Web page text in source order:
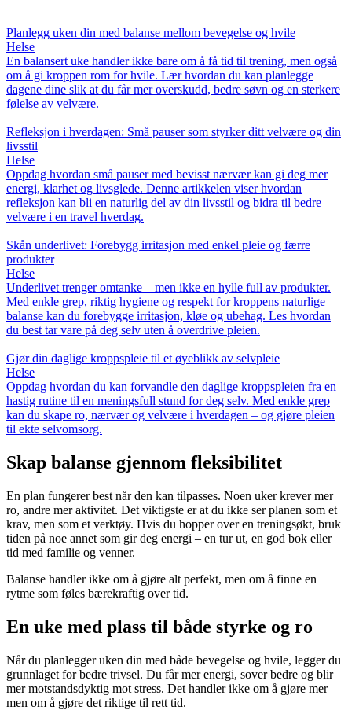
Planlegg uken din med balanse mellom bevegelse og hvile
Helse
En balansert uke handler ikke bare om å få tid til trening, men også
om å gi kroppen rom for hvile. Lær hvordan du kan planlegge
dagene dine slik at du får mer overskudd, bedre søvn og en sterkere
følelse av velvære.
Refleksjon i hverdagen: Små pauser som styrker ditt velvære og din
livsstil
Helse
Oppdag hvordan små pauser med bevisst nærvær kan gi deg mer
energi, klarhet og livsglede. Denne artikkelen viser hvordan
refleksjon kan bli en naturlig del av din livsstil og bidra til bedre
velvære i en travel hverdag.
Skån underlivet: Forebygg irritasjon med enkel pleie og færre
produkter
Helse
Underlivet trenger omtanke – men ikke en hylle full av produkter.
Med enkle grep, riktig hygiene og respekt for kroppens naturlige
balanse kan du forebygge irritasjon, kløe og ubehag. Les hvordan
du best tar vare på deg selv uten å overdrive pleien.
Gjør din daglige kroppspleie til et øyeblikk av selvpleie
Helse
Oppdag hvordan du kan forvandle den daglige kroppspleien fra en
hastig rutine til en meningsfull stund for deg selv. Med enkle grep
kan du skape ro, nærvær og velvære i hverdagen – og gjøre pleien
til ekte selvomsorg.
Skap balanse gjennom fleksibilitet
En plan fungerer best når den kan tilpasses. Noen uker krever mer
ro, andre mer aktivitet. Det viktigste er at du ikke ser planen som et
krav, men som et verktøy. Hvis du hopper over en treningsøkt, bruk
tiden på noe annet som gir deg energi – en tur ut, en god bok eller
tid med familie og venner.
Balanse handler ikke om å gjøre alt perfekt, men om å finne en
rytme som føles bærekraftig over tid.
En uke med plass til både styrke og ro
Når du planlegger uken din med både bevegelse og hvile, legger du
grunnlaget for bedre trivsel. Du får mer energi, sover bedre og blir
mer motstandsdyktig mot stress. Det handler ikke om å gjøre mer –
men om å gjøre det riktige til rett tid.